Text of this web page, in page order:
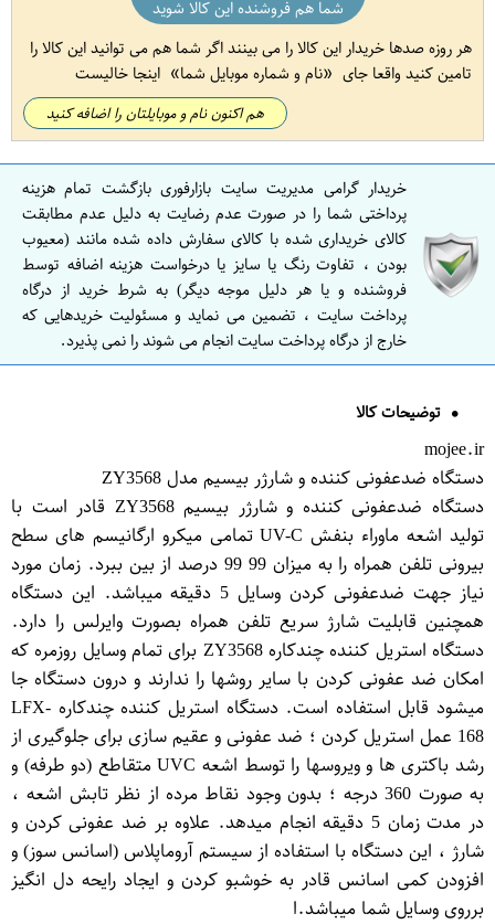
شما هم فروشنده این کالا شوید
هر روزه صدها خریدار این کالا را می بینند اگر شما هم می توانید این کالا را
تامین کنید واقعا جای
نام و شماره موبایل شما اینجا خالیست
هم اکنون نام و موبایلتان را اضافه کنید
خریدار گرامی مدیریت سایت بازارفوری بازگشت تمام هزینه
پرداختی شما را در صورت عدم رضایت به دلیل عدم مطابقت
کالای خریداری شده با کالای سفارش داده شده مانند (معیوب
بودن ، تفاوت رنگ یا سایز یا درخواست هزینه اضافه توسط
فروشنده و یا هر دلیل موجه دیگر) به شرط خرید از درگاه
پرداخت سایت ، تضمین می نماید و مسئولیت خریدهایی که
خارج از درگاه پرداخت سایت انجام می شوند را نمی پذیرد.
توضیحات کالا
mojee.ir
دستگاه ضدعفونی کننده و شارژر بیسیم مدل ZY3568
دستگاه ضدعفونی کننده و شارژر بیسیم ZY3568 قادر است با
تولید اشعه ماوراء بنفش UV-C تمامی میکرو ارگانیسم های سطح
بیرونی تلفن همراه را به میزان 99 99 درصد از بین ببرد. زمان مورد
نیاز جهت ضدعفونی کردن وسایل 5 دقیقه میباشد. این دستگاه
همچنین قابلیت شارژ سریع تلفن همراه بصورت وایرلس را دارد.
دستگاه استریل کننده چندکاره ZY3568 برای تمام وسایل روزمره که
امکان ضد عفونی کردن با سایر روشها را ندارند و درون دستگاه جا
میشود قابل استفاده است. دستگاه استریل کننده چندکاره LFX-
168 عمل استریل کردن ؛ ضد عفونی و عقیم سازی برای جلوگیری از
رشد باکتری ها و ویروسها را توسط اشعه UVC متقاطع (دو طرفه) و
به صورت 360 درجه ؛ بدون وجود نقاط مرده از نظر تابش اشعه ،
در مدت زمان 5 دقیقه انجام میدهد. علاوه بر ضد عفونی کردن و
شارژ ، این دستگاه با استفاده از سیستم آروماپلاس (اسانس سوز) و
افزودن کمی اسانس قادر به خوشبو کردن و ایجاد رایحه دل انگیز
برروی وسایل شما میباشد.ا